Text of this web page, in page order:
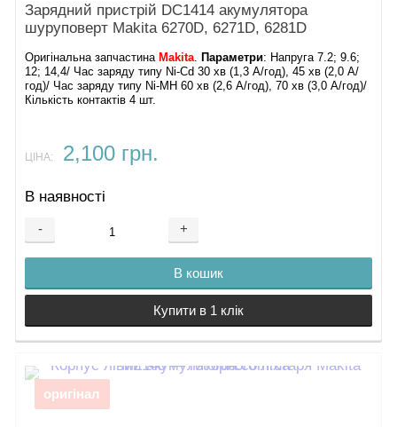
Зарядний пристрій DC1414 акумулятора
шуруповерт Makita 6270D, 6271D, 6281D
Оригінальна запчастина Makita. Параметри: Напруга 7.2; 9.6;
12; 14,4/ Час заряду типу Ni-Cd 30 хв (1,3 А/год), 45 хв (2,0 А/
год)/ Час заряду типу Ni-MH 60 хв (2,6 А/год), 70 хв (3,0 А/год)/
Кількість контактів 4 шт.
ЦІНА: 2,100 грн.
В наявності
- +
В кошик
Купити в 1 клік
оригінал